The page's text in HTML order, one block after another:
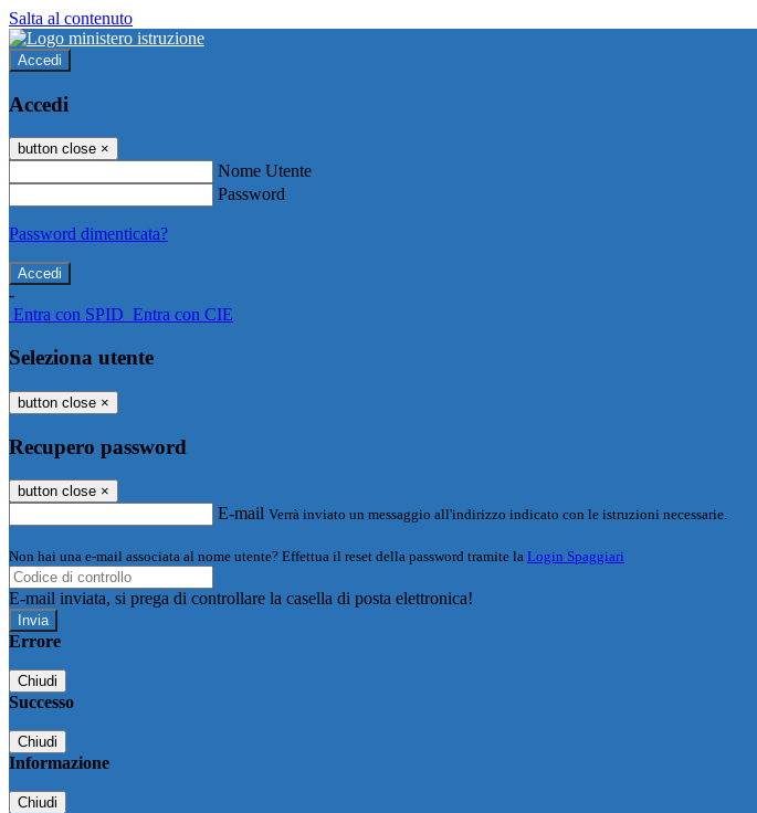
Salta al contenuto
Accedi
Accedi
button close ×
Nome Utente
Password
Password dimenticata?
-
Entra con SPID Entra con CIE
Seleziona utente
button close ×
Recupero password
button close ×
E-mail Verrà inviato un messaggio all'indirizzo indicato con le istruzioni necessarie.
Non hai una e-mail associata al nome utente? Effettua il reset della password tramite la Login Spaggiari
E-mail inviata, si prega di controllare la casella di posta elettronica!
Errore
Chiudi
Successo
Chiudi
Informazione
Chiudi